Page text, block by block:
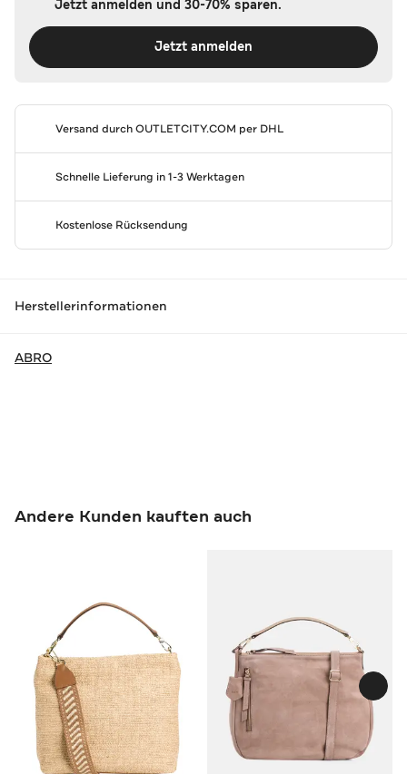
Jetzt anmelden und 30-70% sparen.
Jetzt anmelden
Versand durchOUTLETCITY.COM per DHL
Schnelle Lieferung in 1-3 Werktagen
Kostenlose Rücksendung
Herstellerinformationen
ABRO
Andere Kunden kauften auch